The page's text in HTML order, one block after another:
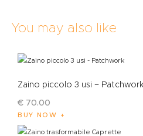
You may also like
Zaino piccolo 3 usi – Patchwork
€ 70.00
BUY NOW